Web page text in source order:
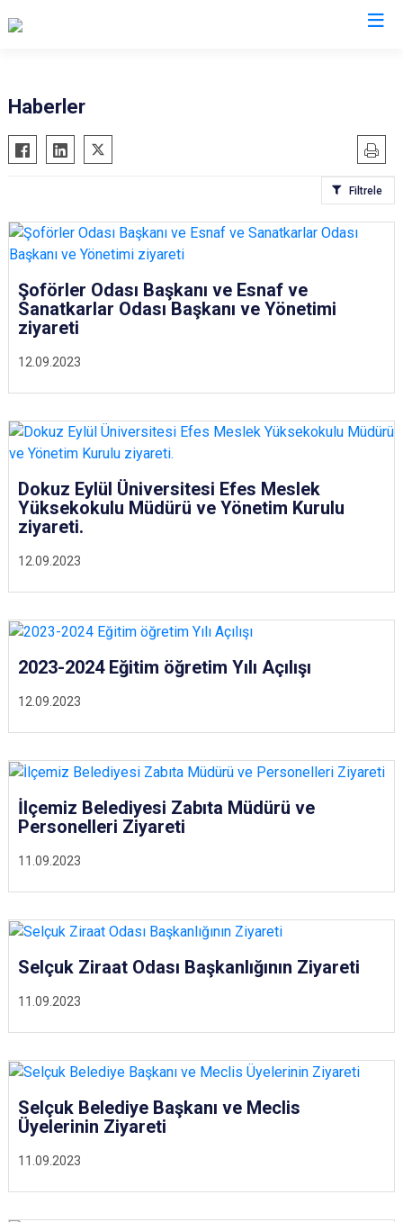
Aliağa
Balçova
Bergama
Beydağ
Bornova
Buca
Çeşme
Çiğli
Dikili
Karaburun
Karşıyaka
Kemalpaşa
Kınık
Menderes
Seferihisar
Tire
Torbalı
Karabağlar
Haberler
Filtrele
12.09.2023
Şoförler Odası Başkanı ve Esnaf ve
Sanatkarlar Odası Başkanı ve Yönetimi
ziyareti
12.09.2023
Dokuz Eylül Üniversitesi Efes Meslek
Yüksekokulu Müdürü ve Yönetim Kurulu
ziyareti.
12.09.2023
2023-2024 Eğitim öğretim Yılı Açılışı
11.09.2023
İlçemiz Belediyesi Zabıta Müdürü ve
Personelleri Ziyareti
11.09.2023
Selçuk Ziraat Odası Başkanlığının Ziyareti
11.09.2023
Selçuk Belediye Başkanı ve Meclis
Üyelerinin Ziyareti